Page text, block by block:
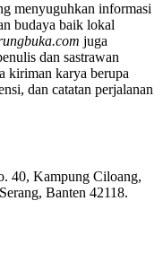
menyuguhkan informasi
budaya baik lokal
juga
dan sastrawan
kiriman karya berupa
dan catatan perjalanan
40, Kampung Ciloang,
Banten 42118.